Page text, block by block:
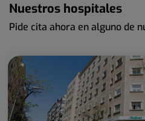
Nuestros hospitales
Pide cita ahora en alguno de